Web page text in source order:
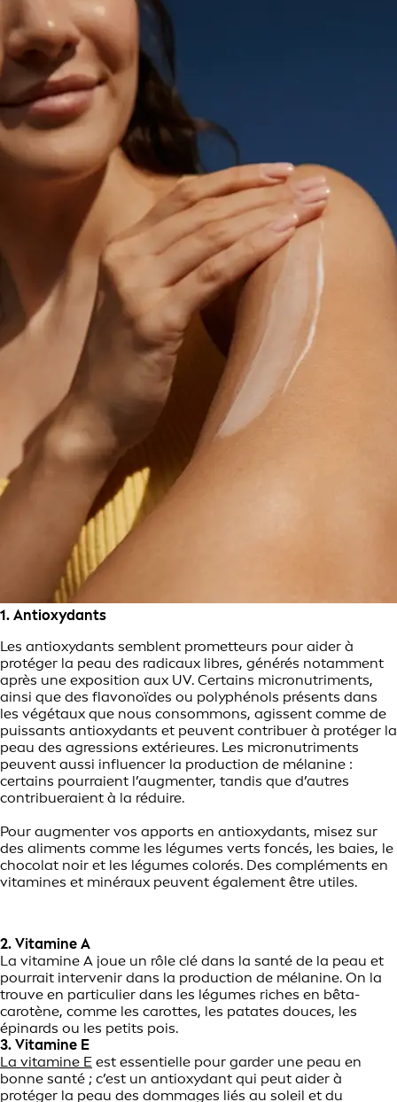
1. Antioxydants
Les antioxydants semblent prometteurs pour aider à
protéger la peau des radicaux libres, générés notamment
après une exposition aux UV. Certains micronutriments,
ainsi que des flavonoïdes ou polyphénols présents dans
les végétaux que nous consommons, agissent comme de
puissants antioxydants et peuvent contribuer à protéger la
peau des agressions extérieures. Les micronutriments
peuvent aussi influencer la production de mélanine :
certains pourraient l’augmenter, tandis que d’autres
contribueraient à la réduire.
Pour augmenter vos apports en antioxydants, misez sur
des aliments comme les légumes verts foncés, les baies, le
chocolat noir et les légumes colorés. Des compléments en
vitamines et minéraux peuvent également être utiles.
2. Vitamine A
La vitamine A joue un rôle clé dans la santé de la peau et
pourrait intervenir dans la production de mélanine. On la
trouve en particulier dans les légumes riches en bêta-
carotène, comme les carottes, les patates douces, les
épinards ou les petits pois.
3. Vitamine E
La vitamine E est essentielle pour garder une peau en
bonne santé ; c’est un antioxydant qui peut aider à
protéger la peau des dommages liés au soleil et du